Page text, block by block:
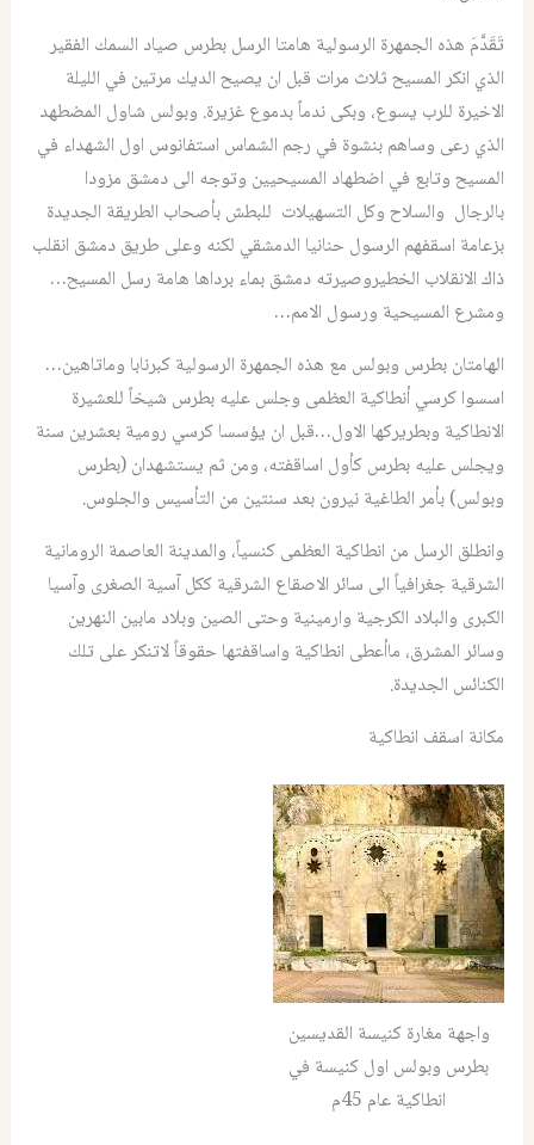
تَقَدَّمَ هذه الجمهرة الرسولية هامتا الرسل بطرس صياد السمك الفقير
الذي انكر المسيح ثلاث مرات قبل ان يصيح الديك مرتين في الليلة
الاخيرة للرب يسوع، وبكى ندماً بدموع غزيرة. وبولس شاول المضطهد
الذي رعى وساهم بنشوة في رجم الشماس استفانوس اول الشهداء في
المسيح وتابع في اضطهاد المسيحيين وتوجه الى دمشق مزودا
بالرجال والسلاح وكل التسهيلات للبطش بأصحاب الطريقة الجديدة
بزعامة اسقفهم الرسول حنانيا الدمشقي لكنه وعلى طريق دمشق انقلب
ذاك الانقلاب الخطيروصيرته دمشق بماء برداها هامة رسل المسيح…
ومشرع المسيحية ورسول الامم…
الهامتان بطرس وبولس مع هذه الجمهرة الرسولية كبرنابا وماتاهين…
اسسوا كرسي أنطاكية العظمى وجلس عليه بطرس شيخاً للعشيرة
الانطاكية وبطريركها الاول…قبل ان يؤسسا كرسي رومية بعشرين سنة
ويجلس عليه بطرس كأول اساقفته، ومن ثم يستشهدان (بطرس
وبولس) بأمر الطاغية نيرون بعد سنتين من التأسيس والجلوس.
وانطلق الرسل من انطاكية العظمى كنسياً، والمدينة العاصمة الرومانية
الشرقية جغرافياً الى سائر الاصقاع الشرقية ككل آسية الصغرى وآسيا
الكبرى والبلاد الكرجية وارمينية وحتى الصين وبلاد مابين النهرين
وسائر المشرق، ماأعطى انطاكية واساقفتها حقوقاً لاتنكر على تلك
الكنائس الجديدة.
مكانة اسقف انطاكية
واجهة مغارة كنيسة القديسين
بطرس وبولس اول كنيسة في
انطاكية عام 45م